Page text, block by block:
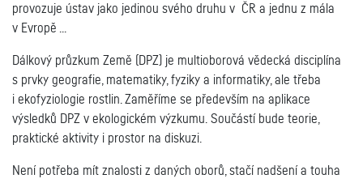
provozuje ústav jako jedinou svého druhu v ČR a jednu z mála
v Evropě ...
Dálkový průzkum Země (DPZ) je multioborová vědecká disciplína
s prvky geografie, matematiky, fyziky a informatiky, ale třeba
i ekofyziologie rostlin. Zaměříme se především na aplikace
výsledků DPZ v ekologickém výzkumu. Součástí bude teorie,
praktické aktivity i prostor na diskuzi.
Není potřeba mít znalosti z daných oborů, stačí nadšení a touha